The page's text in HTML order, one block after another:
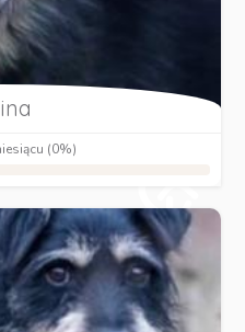
(0%)